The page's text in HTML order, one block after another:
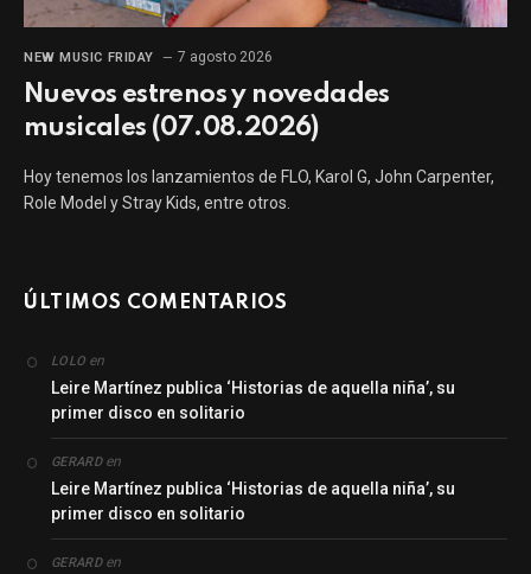
NEW MUSIC FRIDAY 7 agosto 2026
Nuevos estrenos y novedades
musicales (07.08.2026)
Hoy tenemos los lanzamientos de FLO, Karol G, John Carpenter,
Role Model y Stray Kids, entre otros.
ÚLTIMOS COMENTARIOS
LOLO en
Leire Martínez publica ‘Historias de aquella niña’, su
primer disco en solitario
GERARDen
Leire Martínez publica ‘Historias de aquella niña’, su
primer disco en solitario
GERARDen